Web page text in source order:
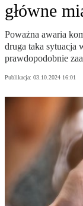
główne
Poważna awaria
druga taka sytuacja
prawdopodobnie
Publikacja: 03.10.2024 16:01